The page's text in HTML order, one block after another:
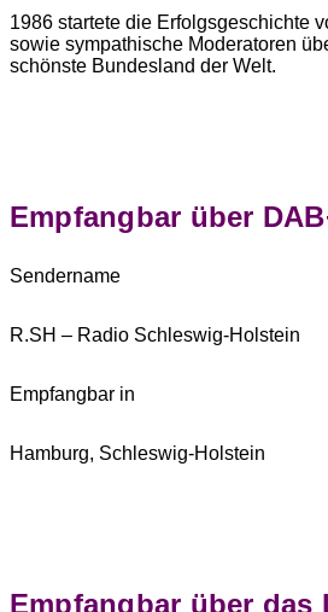
1986 startete die Erfolgsgeschichte
sowie sympathische Moderatoren
schönste Bundesland der Welt.
Empfangbar über
Sendername
R.SH – Radio Schleswig-Holstein
Empfangbar in
Hamburg, Schleswig-Holstein
Empfangbar über das